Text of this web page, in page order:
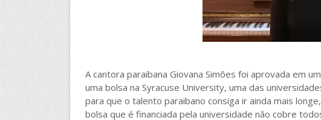
A cantora paraibana Giovana Simões foi aprovada em
uma bolsa na Syracuse University, uma das
para que o talento paraibano consiga ir ainda mais
bolsa que é financiada pela universidade não cobre